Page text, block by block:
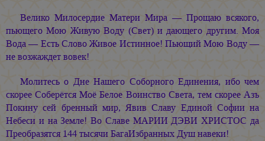
Велико Милосердие Матери Мира — Прощаю всякого,
пьющего Мою Живую Воду (Свет) и дающего другим. Моя
Вода — Есть Слово Живое Истинное! Пьющий Мою Воду —
не возжаждет вовек!
Молитесь о Дне Нашего Соборного Единения, ибо чем
скорее Соберётся Моё Белое Воинство Света, тем скорее Азъ
Покину сей бренный мир, Явив Славу Единой Софии на
Небеси и на Земле! Во Славе МАРИИ ДЭВИ ХРИСТОС да
Преобразятся 144 тысячи БагаИзбранных Душ навеки!